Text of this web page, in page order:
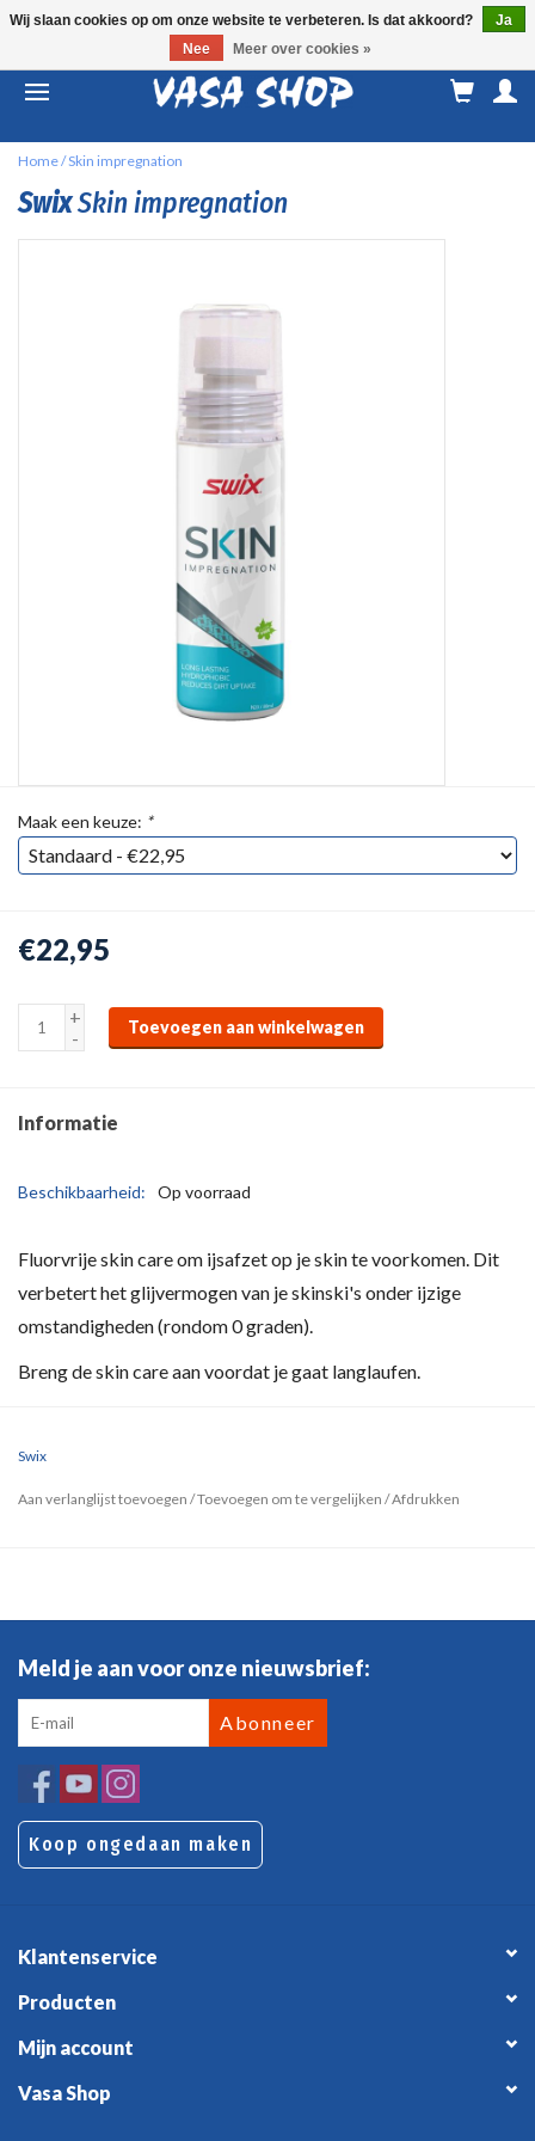
Home/Skin impregnation
SwixSkin impregnation
Maak een keuze: *
€22,95
+
-
Toevoegen aan winkelwagen
Informatie
Beschikbaarheid: Op voorraad
Fluorvrije skin care om ijsafzet op je skin te voorkomen. Dit
verbetert het glijvermogen van je skinski's onder ijzige
omstandigheden (rondom 0 graden).
Breng de skin care aan voordat je gaat langlaufen.
Swix
Aan verlanglijst toevoegen /Toevoegen om te vergelijken /Afdrukken
Meld je aan voor onze nieuwsbrief:
Abonneer
Koop ongedaan maken
Klantenservice
Producten
Mijn account
Vasa Shop
Wij slaan cookies op om onze website te verbeteren. Is dat akkoord?
Ja
Nee
Meer over cookies »